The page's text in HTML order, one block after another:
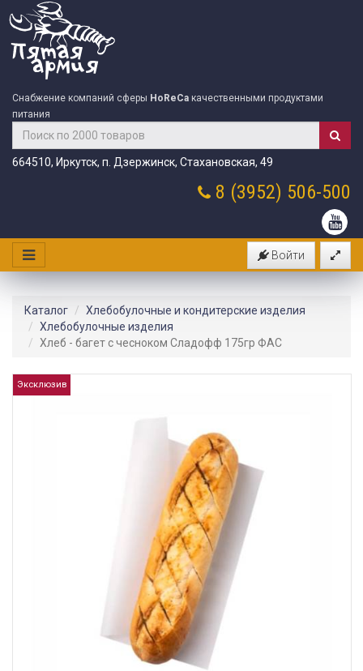
Снабжение компаний сферы HoReCa качественными продуктами
питания
664510, Иркутск, п. Дзержинск, Стахановская, 49
8 (3952) 506-500
Войти
Каталог
Хлебобулочные и кондитерские изделия
Хлебобулочные изделия
Хлеб - багет с чесноком Сладофф 175гр ФАС
Эксклюзив